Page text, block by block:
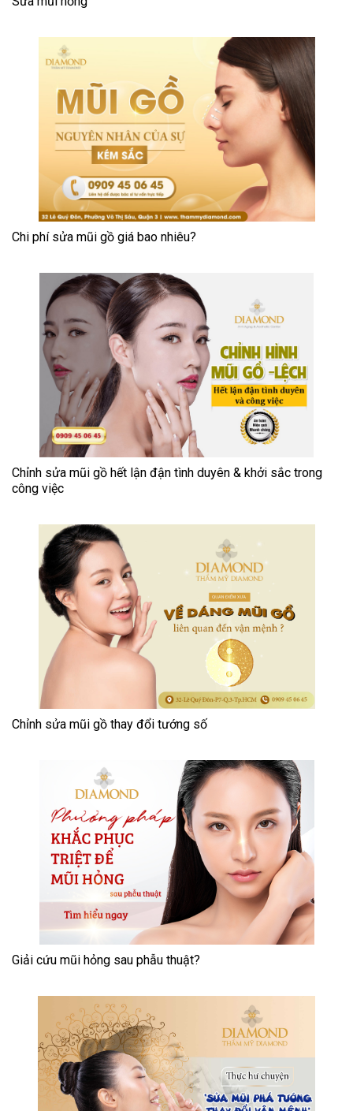
Chi phí sửa mũi gồ giá bao nhiêu?
Chỉnh sửa mũi gồ hết lận đận tình duyên & khởi sắc trong
công việc
Chỉnh sửa mũi gồ thay đổi tướng số
Giải cứu mũi hỏng sau phẫu thuật?